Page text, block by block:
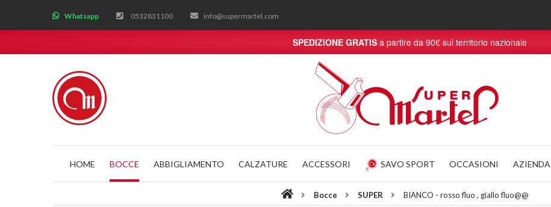
Whatsapp 0532831100 info@supermartel.com
SPEDIZIONE GRATISa partire da 90€ sul territorio nazionale
HOME BOCCE ABBIGLIAMENTO CALZATURE ACCESSORI SAVO SPORT OCCASIONI AZIENDA
Bocce SUPER BIANCO - rosso fluo , giallo fluo@@